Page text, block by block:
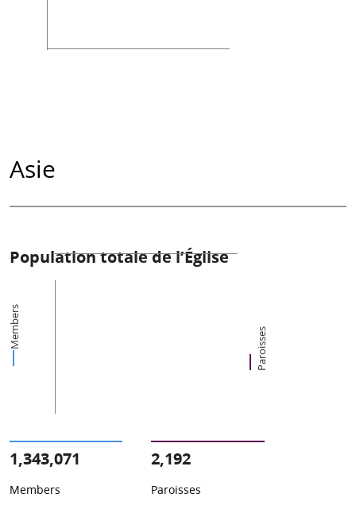
Asie
Population totale de l’Église
Members Paroisses
1,343,071
Members
2,192
Paroisses